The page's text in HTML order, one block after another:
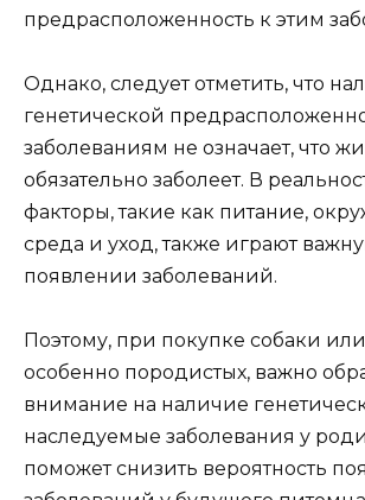
предрасположенность к этим
Однако, следует отметить, что
генетической
заболеваниям не означает, что
обязательно заболеет. В
факторы, такие как питание,
среда и уход, также играют
появлении заболеваний.
Поэтому, при покупке собаки
особенно породистых, важно
внимание на наличие
наследуемые заболевания у
поможет снизить вероятность